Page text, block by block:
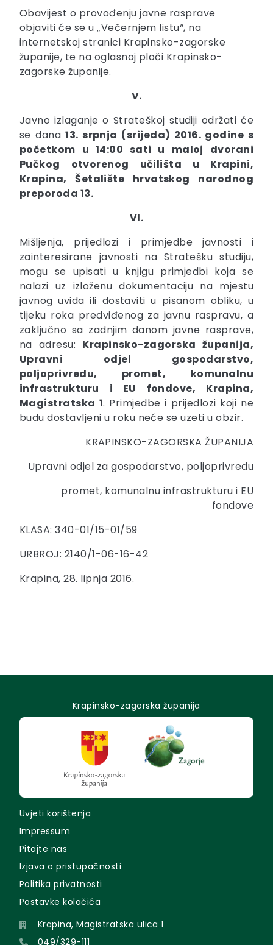
Obavijest o provođenju javne rasprave
objaviti će se u „Večernjem listu“, na
internetskoj stranici Krapinsko-zagorske
županije, te na oglasnoj ploči Krapinsko-
zagorske županije.
V.
Javno izlaganje o Strateškoj studiji održati će
se dana13. srpnja (srijeda) 2016. godine s
početkom u 14:00 sati u maloj dvorani
Pučkog otvorenog učilišta u Krapini,
Krapina, Šetalište hrvatskog narodnog
preporoda 13.
VI.
Mišljenja, prijedlozi i primjedbe javnosti i
zainteresirane javnosti na Stratešku studiju,
mogu se upisati u knjigu primjedbi koja se
nalazi uz izloženu dokumentaciju na mjestu
javnog uvida ili dostaviti u pisanom obliku, u
tijeku roka predviđenog za javnu raspravu, a
zaključno sa zadnjim danom javne rasprave,
na adresu: Krapinsko-zagorska županija,
Upravni odjel gospodarstvo,
poljoprivredu, promet, komunalnu
infrastrukturu i EU fondove, Krapina,
Magistratska 1. Primjedbe i prijedlozi koji ne
budu dostavljeni u roku neće se uzeti u obzir.
KRAPINSKO-ZAGORSKA ŽUPANIJA
Upravni odjel za gospodarstvo, poljoprivredu
promet, komunalnu infrastrukturu i EU
fondove
KLASA: 340-01/15-01/59
URBROJ: 2140/1-06-16-42
Krapina, 28. lipnja 2016.
Krapinsko-zagorska županija
Uvjeti korištenja
Impressum
Pitajte nas
Izjava o pristupačnosti
Politika privatnosti
Postavke kolačića
Krapina, Magistratska ulica 1
049/329-111